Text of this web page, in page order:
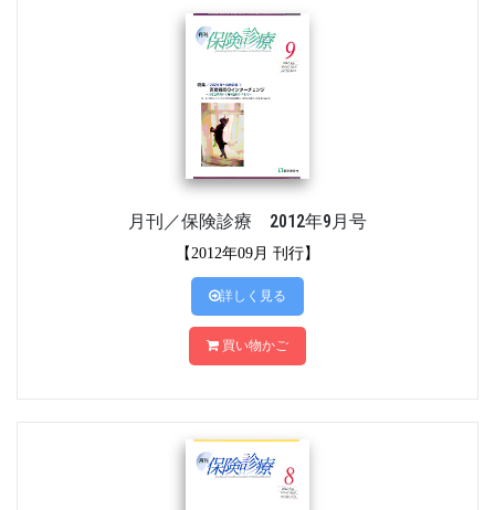
月刊／保険診療 2012年9月号
【2012年09月 刊行】
詳しく見る
買い物かご